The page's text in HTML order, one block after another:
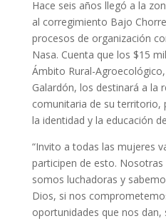
Hace seis años llegó a la
al corregimiento Bajo
procesos de organización
Nasa. Cuenta que los $15
Ámbito Rural-
Galardón, los destinará a la
comunitaria de su territorio,
la identidad y la educación
“Invito a todas las mujeres
participen de esto.
somos luchadoras y
Dios, si nos
oportunidades que nos dan,